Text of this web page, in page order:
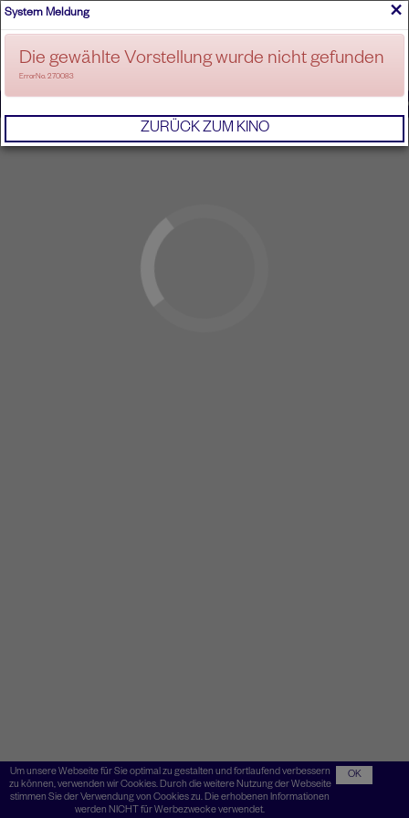
ANMELDEN
Um unsere Webseite für Sie optimal zu gestalten und fortlaufend verbessern
zu können, verwenden wir Cookies. Durch die weitere Nutzung der Webseite
stimmen Sie der Verwendung von Cookies zu. Die erhobenen Informationen
werden NICHT für Werbezwecke verwendet.
OK
×
System Meldung
Die gewählte Vorstellung wurde nicht gefunden
ErrorNo. 270083
ZURÜCK ZUM KINO